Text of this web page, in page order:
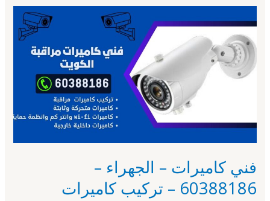
فني كاميرات – الجهراء –
60388186 – تركيب كاميرات
كاميرات
–
الجهراء
–
60388186
كاميرات